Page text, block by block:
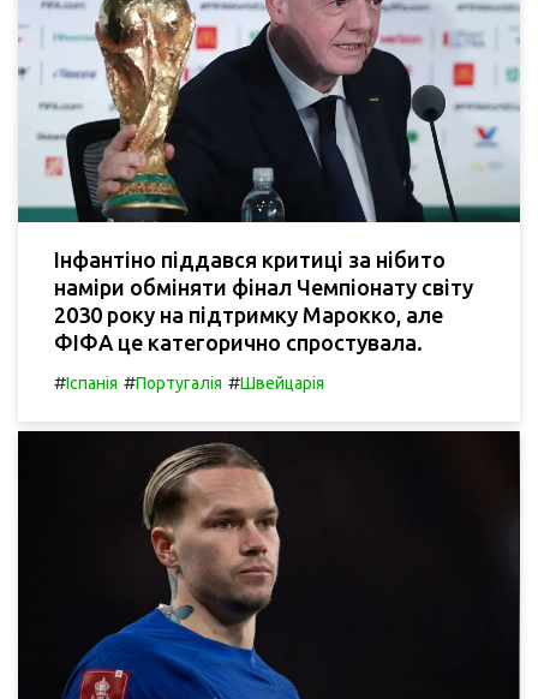
Інфантіно піддався критиці за нібито
наміри обміняти фінал Чемпіонату світу
2030 року на підтримку Марокко, але
ФІФА це категорично спростувала.
#Іспанія #Португалія #Швейцарія